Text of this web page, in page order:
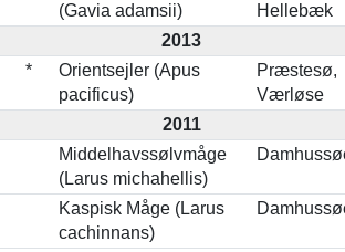
(Gavia adamsii)
Hellebæk
2013
*
Orientsejler (Apus
pacificus)
Præstesø,
Værløse
2011
Middelhavssølvmåge
(Larus michahellis)
Kaspisk Måge (Larus
cachinnans)